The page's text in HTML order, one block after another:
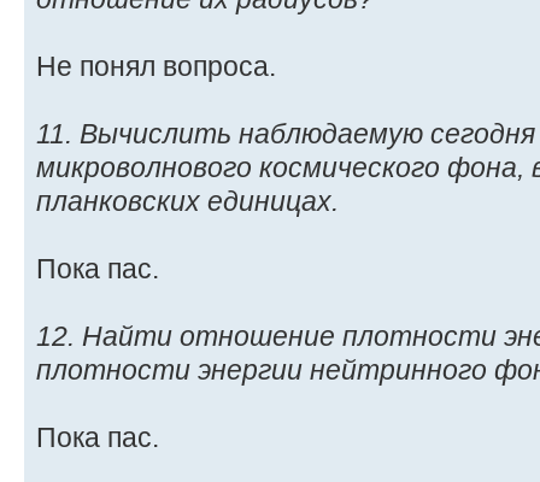
Не понял вопроса.
11. Вычислить наблюдаемую
микроволнового космического фона,
планковских единицах.
Пока пас.
12. Найти отношение плотности
плотности энергии нейтринного
Пока пас.